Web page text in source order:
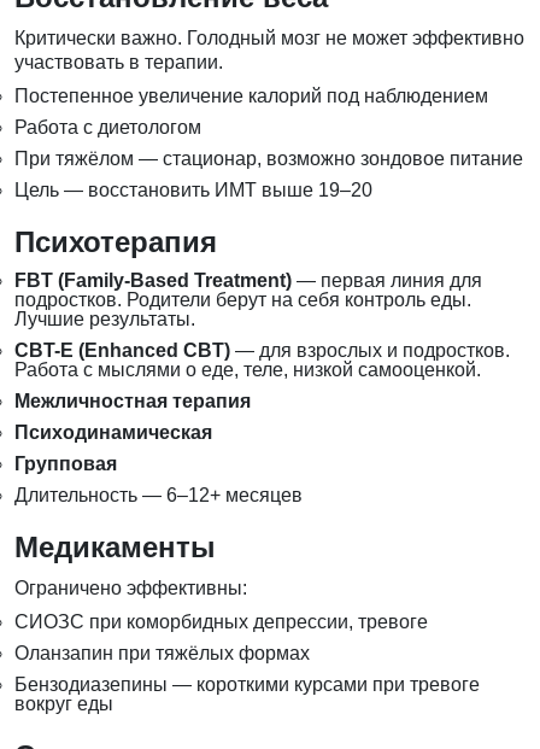
Критически важно. Голодный мозг не может эффективно
участвовать в терапии.
Постепенное увеличение калорий под наблюдением
Работа с диетологом
При тяжёлом — стационар, возможно зондовое питание
Цель — восстановить ИМТ выше 19–20
Психотерапия
FBT (Family-Based Treatment) — первая линия для
подростков. Родители берут на себя контроль еды.
Лучшие результаты.
CBT-E (Enhanced CBT) — для взрослых и подростков.
Работа с мыслями о еде, теле, низкой самооценкой.
Межличностная терапия
Психодинамическая
Групповая
Длительность — 6–12+ месяцев
Медикаменты
Ограничено эффективны:
СИОЗС при коморбидных депрессии, тревоге
Оланзапин при тяжёлых формах
Бензодиазепины — короткими курсами при тревоге
вокруг еды